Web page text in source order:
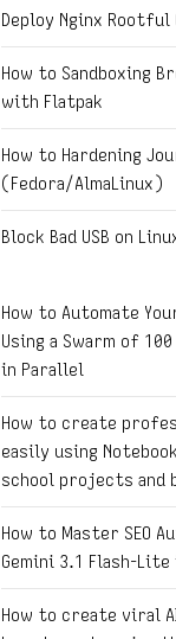
Deploy Nginx
How to Sandboxing
with Flatpak
How to Hardening
(Fedora/AlmaLinux)
Block Bad USB on
How to Automate
Using a Swarm of
in Parallel
How to create
easily using
school projects and
How to Master SEO
Gemini 3.1 Flash-Lite
How to create viral